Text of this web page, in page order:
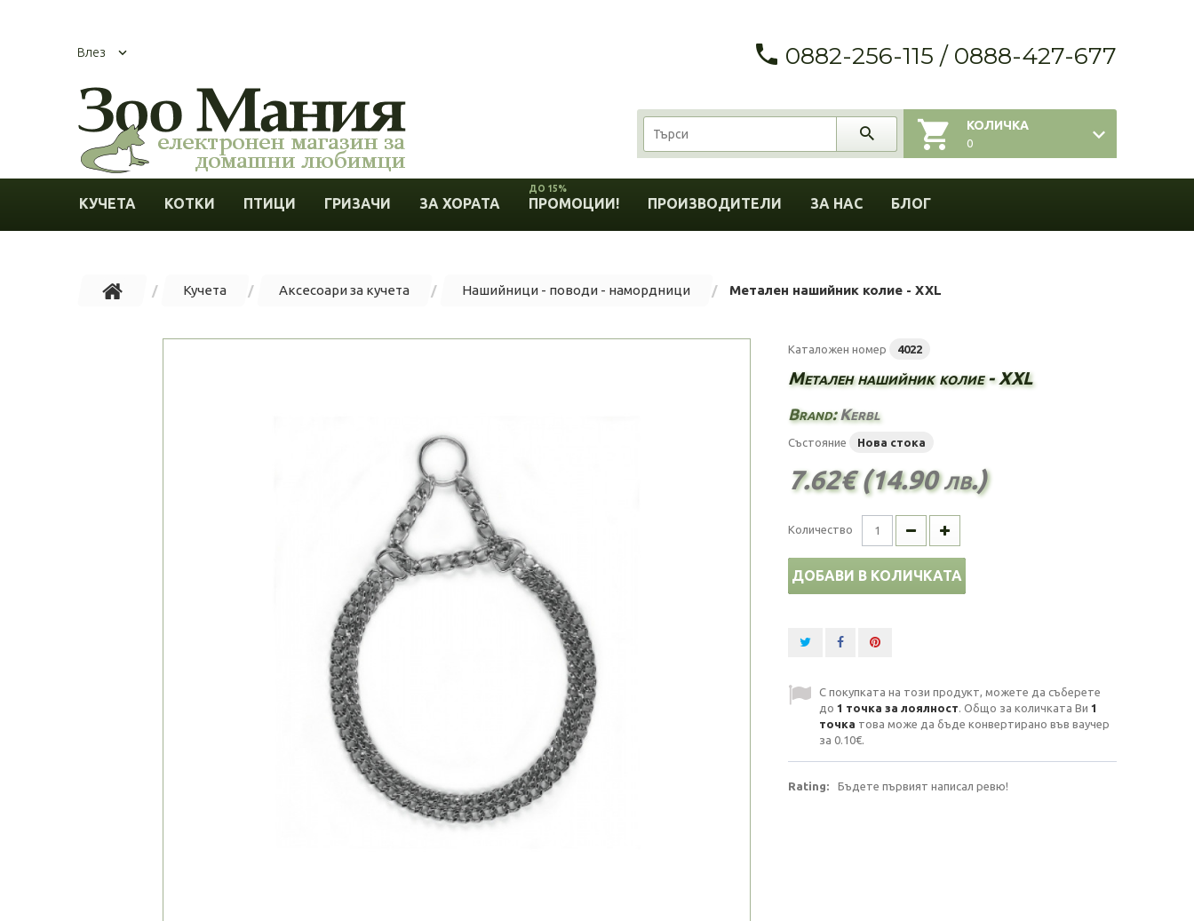
Влез 0882-256-115 / 0888-427-677
КОЛИЧКА
0
КУЧЕТА КОТКИ ПТИЦИ ГРИЗАЧИ ЗА ХОРАТА ПРОМОЦИИ!
ДО 15%
ПРОИЗВОДИТЕЛИ ЗА НАС БЛОГ
Кучета Аксесоари за кучета Нашийници - поводи - намордници Метален нашийник колие - XXL
Каталожен номер 4022
Метален нашийник колие - XXL
Brand:Kerbl
Състояние Нова стока
7.62€ (14.90 лв.)
Количество
ДОБАВИ В КОЛИЧКАТА
С покупката на този продукт, можете да съберете
до 1 точка за лоялност. Общо за количката Ви 1
точка това може да бъде конвертирано във ваучер
за 0.10€.
Rating: Бъдете първият написал ревю!